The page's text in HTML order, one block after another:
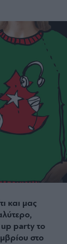
και μας
up party το
στο